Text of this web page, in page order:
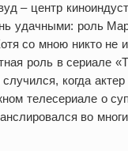
– центр
удачными: роль
со мною никто не
роль в сериале
когда
телесериале о
во